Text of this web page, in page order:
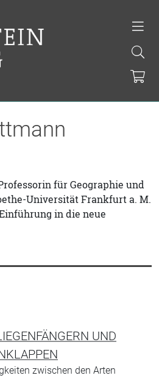
für Geographie und
Universität Frankfurt a. M.
in die neue
UND
zwischen den Arten